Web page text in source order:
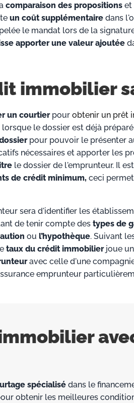
comparaison des propositions et
un coût supplémentaire dans
le mandat lors de la
apporter une valeur ajoutée
immobilier
un courtierpour obtenir un prêt
le dossier est déjà
pour pouvoir le présenter
nécessaires et apporter les
le dossier de l'emprunteur. Il
de crédit minimum, ceci
sera d'identifier les
de tenir compte des types de
ou l’hypothèque. Suivant
taux du crédit immobilierjoue
avec celle d'une
emprunteur
spécialisé dans le
obtenir les meilleures